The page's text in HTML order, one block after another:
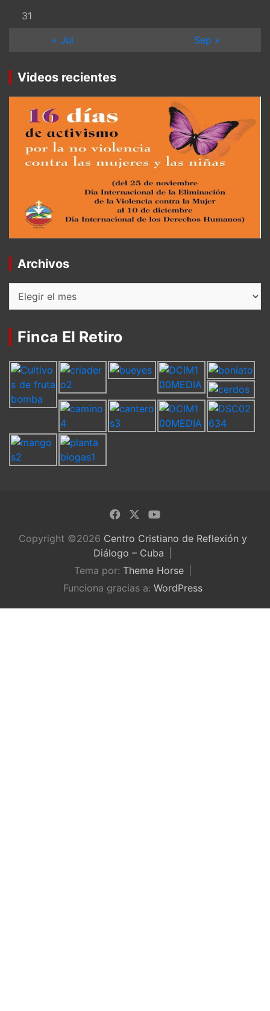
31
« Jul
Sep »
Videos recientes
Archivos
Archivos
Finca El Retiro
Copyright ©2026 Centro Cristiano de Reflexión y
Diálogo – Cuba
Tema por: Theme Horse
Funciona gracias a: WordPress